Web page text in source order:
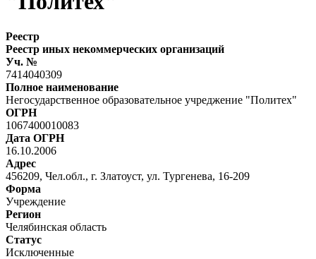
Реестр
Реестр иных некоммерческих организаций
Уч. №
7414040309
Полное наименование
Негосударственное образовательное учреджение "Политех"
ОГРН
1067400010083
Дата ОГРН
16.10.2006
Адрес
456209, Чел.обл., г. Златоуст, ул. Тургенева, 16-209
Форма
Учреждение
Регион
Челябинская область
Статус
Исключенные